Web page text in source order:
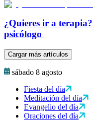
¿Quieres ir a
psicólogo
Cargar más artículos
sábado 8 agosto
Fiesta del día
Meditación del día
Evangelio del día
Oraciones del día